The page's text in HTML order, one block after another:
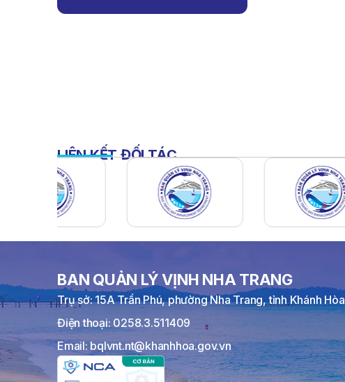
LIÊN KẾT ĐỐI TÁC
BAN QUẢN LÝ VỊNH NHA TRANG
Trụ sở: 15A Trần Phú, phường Nha Trang, tỉnh Khánh Hòa
Điện thoại: 0258.3.511409
Email: bqlvnt.nt@khanhhoa.gov.vn